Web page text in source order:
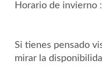
Horario de invierno
Si tienes pensado
mirar la